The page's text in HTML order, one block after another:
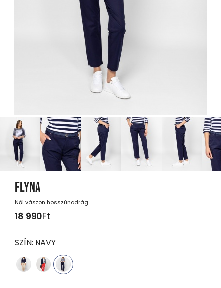
FLYNA
Női vászon hosszúnadrág
18 990Ft
SZÍN: NAVY